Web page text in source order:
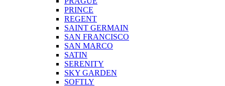
PRINCE
REGENT
SAINT GERMAIN
SAN FRANCISCO
SAN MARCO
SATIN
SERENITY
SKY GARDEN
SOFTLY